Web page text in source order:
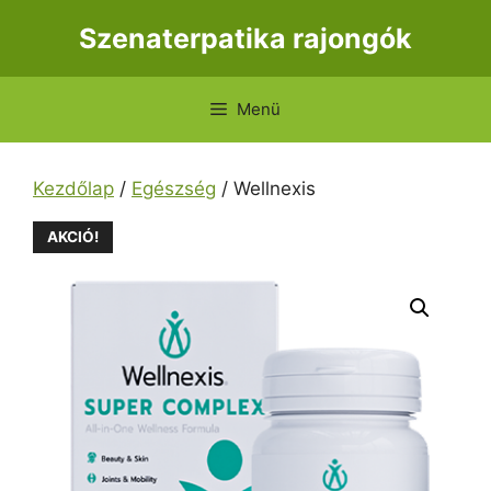
Szenaterpatika rajongók
Menü
Kezdőlap / Egészség / Wellnexis
AKCIÓ!